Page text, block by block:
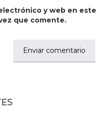
y web en este
que comente.